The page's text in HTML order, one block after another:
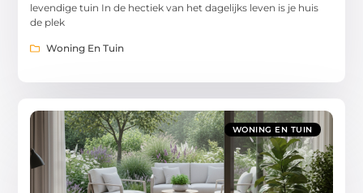
levendige tuin In de hectiek van het dagelijks leven is je huis
de plek
Woning En Tuin
WONING EN TUIN